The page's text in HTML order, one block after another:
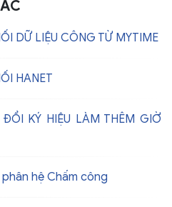
DỮ LIỆU CÔNG TỪ MYTIME
HANET
KÝ HIỆU LÀM THÊM GIỜ
hệ Chấm công